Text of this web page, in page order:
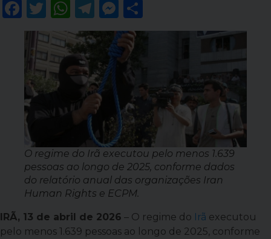
Facebook
Twitter
WhatsApp
Telegram
Messenger
O regime do Irã executou pelo menos 1.639
pessoas ao longo de 2025, conforme dados
do relatório anual das organizações Iran
Human Rights e ECPM.
IRÃ, 13 de abril de 2026 – O regime do Irã executou
pelo menos 1.639 pessoas ao longo de 2025, conforme